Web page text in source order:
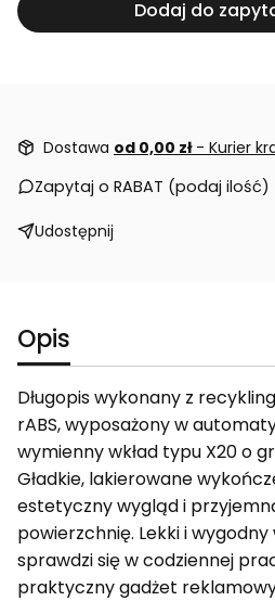
Dodaj do
Dostawa od 0,00 zł - Kurier
Zapytaj o RABAT (podaj ilość)
Udostępnij
Opis
Długopis wykonany z
rABS, wyposażony w
wymienny wkład typu X20 o
Gładkie, lakierowane
estetyczny wygląd i
powierzchnię. Lekki i wygodny
sprawdzi się w codziennej
praktyczny gadżet